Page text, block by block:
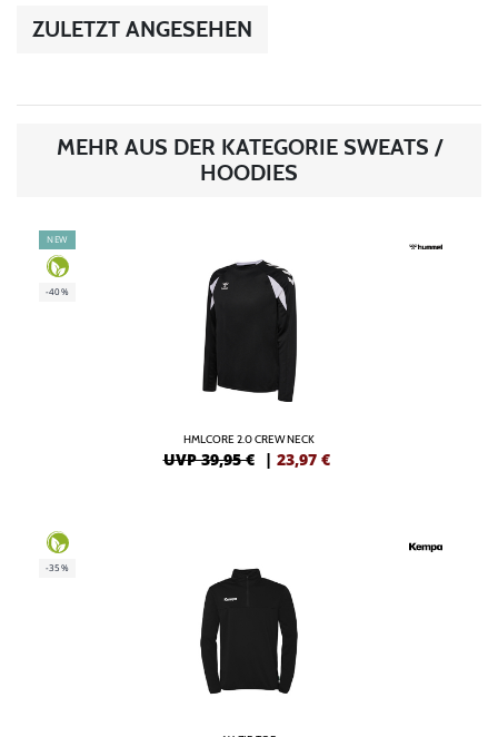
ZULETZT ANGESEHEN
MEHR AUS DER KATEGORIE SWEATS /
HOODIES
NEW
-40%
HMLCORE 2.0 CREW NECK
UVP 39,95 € | 23,97 €
-35%